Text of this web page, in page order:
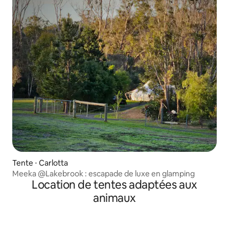
Tente ⋅ Carlotta
Meeka @Lakebrook : escapade de luxe en glamping
Location de tentes adaptées aux
animaux